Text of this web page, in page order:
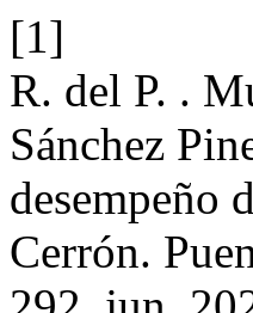
[1]
R. del P. .
Sánchez
desempeño
Cerrón.